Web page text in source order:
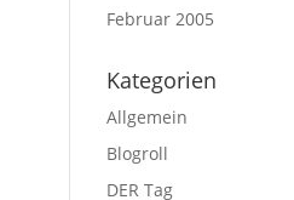
Februar 2005
Kategorien
Allgemein
Blogroll
DER Tag